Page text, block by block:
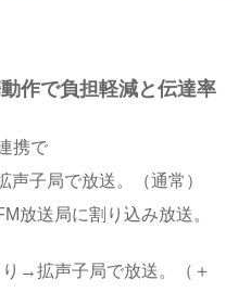
作で負担軽減と伝達率
携で
声子局で放送。（通常）
放送局に割り込み放送。
り→拡声子局で放送。
（＋